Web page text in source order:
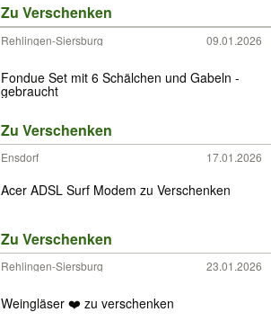
Zu Verschenken
Rehlingen-Siersburg 09.01.2026
Fondue Set mit 6 Schälchen und Gabeln -
gebraucht
Zu Verschenken
Ensdorf 17.01.2026
Acer ADSL Surf Modem zu Verschenken
Zu Verschenken
Rehlingen-Siersburg 23.01.2026
Weingläser ❤️ zu verschenken